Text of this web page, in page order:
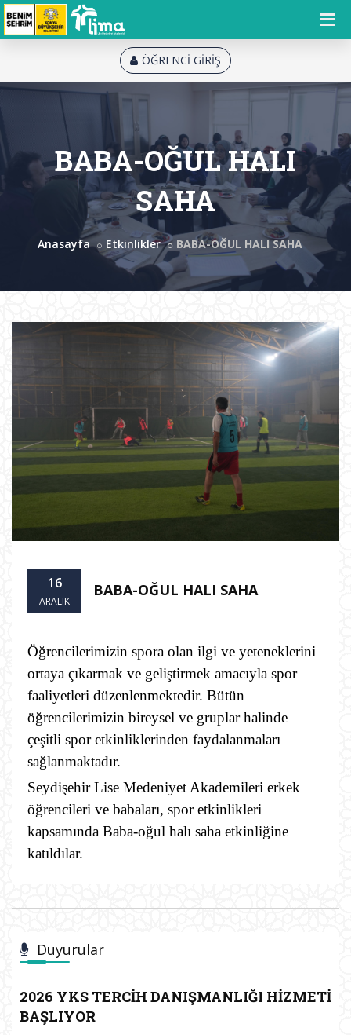
ÖĞRENCİ GİRİŞ
BABA-OĞUL HALI
SAHA
Anasayfa Etkinlikler BABA-OĞUL HALI SAHA
16
ARALIK
BABA-OĞUL HALI SAHA
Öğrencilerimizin spora olan ilgi ve yeteneklerini
ortaya çıkarmak ve geliştirmek amacıyla spor
faaliyetleri düzenlenmektedir. Bütün
öğrencilerimizin bireysel ve gruplar halinde
çeşitli spor etkinliklerinden faydalanmaları
sağlanmaktadır.
Seydişehir Lise Medeniyet Akademileri erkek
öğrencileri ve babaları, spor etkinlikleri
kapsamında Baba-oğul halı saha etkinliğine
katıldılar.
Duyurular
2026 YKS TERCİH DANIŞMANLIĞI HİZMETİ
BAŞLIYOR